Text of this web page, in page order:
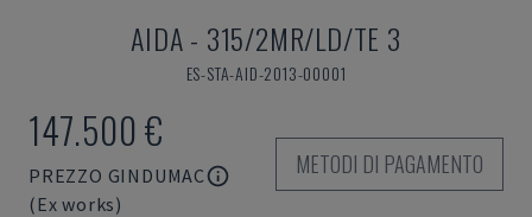
AIDA- 315/2MR/LD/TE 3
ES-STA-AID-2013-00001
147.500 €
PREZZO GINDUMAC
(Ex works)
METODI DI PAGAMENTO